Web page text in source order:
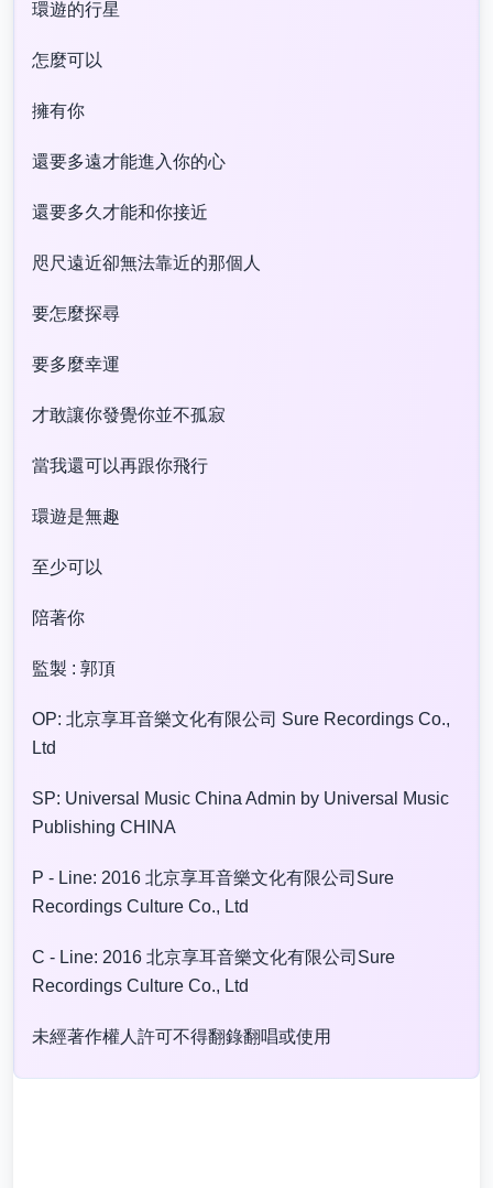
環遊的行星
怎麼可以
擁有你
還要多遠才能進入你的心
還要多久才能和你接近
咫尺遠近卻無法靠近的那個人
要怎麼探尋
要多麼幸運
才敢讓你發覺你並不孤寂
當我還可以再跟你飛行
環遊是無趣
至少可以
陪著你
監製 : 郭頂
OP: 北京享耳音樂文化有限公司 Sure Recordings Co.,
Ltd
SP: Universal Music China Admin by Universal Music
Publishing CHINA
P - Line: 2016 北京享耳音樂文化有限公司Sure
Recordings Culture Co., Ltd
C - Line: 2016 北京享耳音樂文化有限公司Sure
Recordings Culture Co., Ltd
未經著作權人許可不得翻錄翻唱或使用